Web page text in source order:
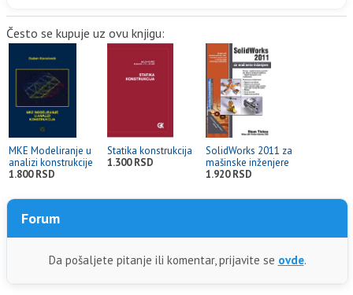
Često se kupuje uz ovu knjigu:
MKE Modeliranje u
analizi konstrukcije
1.800 RSD
Statika konstrukcija
1.300 RSD
SolidWorks 2011 za
mašinske inženjere
1.920 RSD
Forum
Da pošaljete pitanje ili komentar, prijavite se ovde.